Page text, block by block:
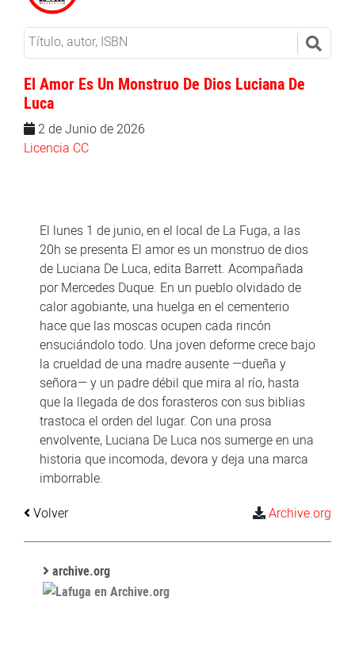
El Amor Es Un Monstruo De Dios Luciana De
Luca
2 de Junio de 2026
Licencia CC
El lunes 1 de junio, en el local de La Fuga, a las
20h se presenta El amor es un monstruo de dios
de Luciana De Luca, edita Barrett. Acompañada
por Mercedes Duque. En un pueblo olvidado de
calor agobiante, una huelga en el cementerio
hace que las moscas ocupen cada rincón
ensuciándolo todo. Una joven deforme crece bajo
la crueldad de una madre ausente —dueña y
señora— y un padre débil que mira al río, hasta
que la llegada de dos forasteros con sus biblias
trastoca el orden del lugar. Con una prosa
envolvente, Luciana De Luca nos sumerge en una
historia que incomoda, devora y deja una marca
imborrable.
Archive.org
Volver
archive.org